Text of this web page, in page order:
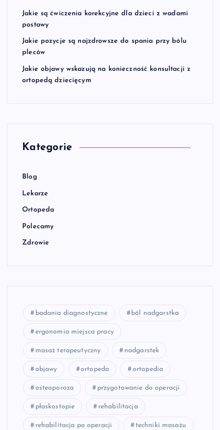
Jakie są ćwiczenia korekcyjne dla dzieci z wadami
postawy
Jakie pozycje są najzdrowsze do spania przy bólu
pleców
Jakie objawy wskazują na konieczność konsultacji z
ortopedą dziecięcym
Kategorie
Blog
Lekarze
Ortopeda
Polecamy
Zdrowie
badania diagnostyczne ból nadgarstka
ergonomia miejsca pracy
masaż terapeutyczny nadgarstek
objawy ortopeda ortopedia
osteoporoza przygotowanie do operacji
płaskostopie rehabilitacja
rehabilitacja po operacji techniki masażu